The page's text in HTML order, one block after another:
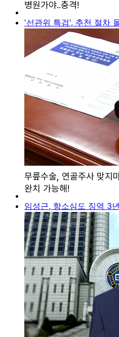
'선관위 특검', 추천 절차
임성근, 항소심도 징역 3